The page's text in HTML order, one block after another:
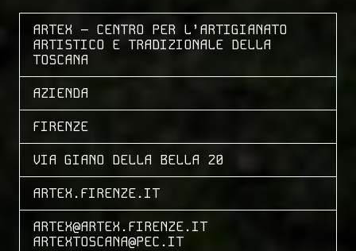
ARTEX – CENTRO PER L’ARTIGIANATO
ARTISTICO E TRADIZIONALE DELLA
TOSCANA
AZIENDA
FIRENZE
VIA GIANO DELLA BELLA 20
ARTEX.FIRENZE.IT
ARTEX@ARTEX.FIRENZE.IT
ARTEXTOSCANA@PEC.IT